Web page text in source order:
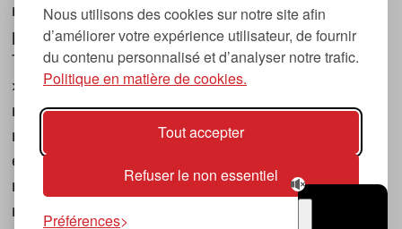
Nous utilisons des cookies sur notre site afin
d’améliorer votre expérience utilisateur, de fournir
du contenu personnalisé et d’analyser notre trafic.
Politique en matière de cookies.
Tout accepter
Refuser le non essentiel
Préférences
musique et les nouvelles tendances, dont la
première parution date de 2007.
Tsugi en japonais signifie « prochain », « suivant
», ce qui correspond à la thématique du
magazine, à l’affût des nouvelles tendances
musicales, qu’elles viennent de la musique
électronique, du rock ou du hip hop, et des
nouveaux phénomènes de société liés à la
musique.